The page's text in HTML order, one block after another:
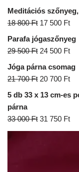
Meditációs
18 800Ft 17 500 Ft
Parafa jógaszőnyeg
29 500Ft 24 500 Ft
Jóga párna csomag
21 700Ft 20 700 Ft
5 db 33 x 13 cm-es
párna
33 000Ft 31 750 Ft